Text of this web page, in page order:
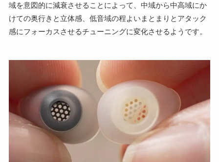
域を意図的に減衰させることによって、中域から中高域にか
けての奥行きと立体感、低音域の程よいまとまりとアタック
感にフォーカスさせるチューニングに変化させるようです。